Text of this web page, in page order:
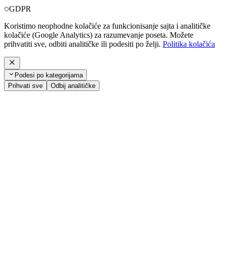
GDPR
Koristimo neophodne kolačiće za funkcionisanje sajta i analitičke
kolačiće (Google Analytics) za razumevanje poseta. Možete
prihvatiti sve, odbiti analitičke ili podesiti po želji. Politika kolačića
Podesi po kategorijama
Prihvati sve
Odbij analitičke